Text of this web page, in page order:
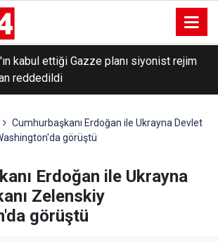
kabul ettiği Gazze planı siyonist rejim
reddedildi
Cumhurbaşkanı Erdoğan ile Ukrayna Devlet
görüştü
Erdoğan ile Ukrayna
Zelenskiy
görüştü